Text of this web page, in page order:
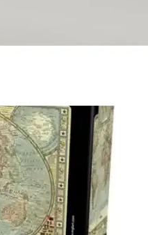
ve dayanıklılığıyla